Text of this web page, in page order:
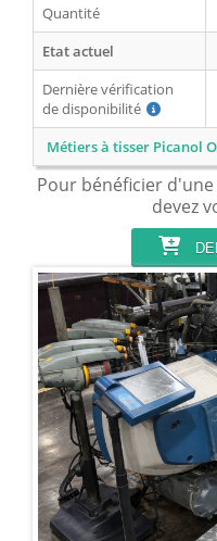
Quantité
Etat actuel
Dernière vérification
de disponibilité
Métiers à tisser Picanol
Pour bénéficier
devez